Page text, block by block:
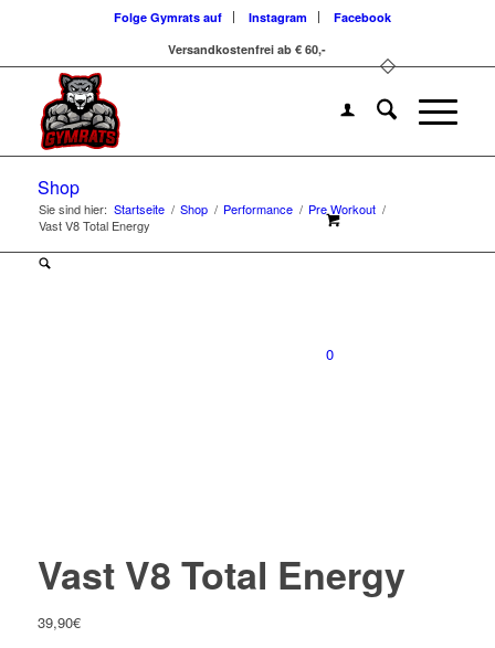
Folge Gymrats auf Instagram
Facebook
Versandkostenfrei ab € 60,-
0
Shop
Sie sind hier: Startseite / Shop / Performance / Pre Workout /
Vast V8 Total Energy
Vast V8 Total Energy
39,90€